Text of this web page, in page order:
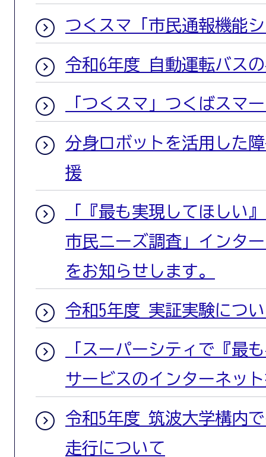
つくスマ「市民通報機能
令和6年度 自動運転バス
「つくスマ」つくばスマ
分身ロボットを活用した
援
「『最も実現してほしい
市民ニーズ調査」インタ
をお知らせします。
令和5年度 実証実験につ
「スーパーシティで『最
サービスのインターネッ
令和5年度 筑波大学構内
走行について